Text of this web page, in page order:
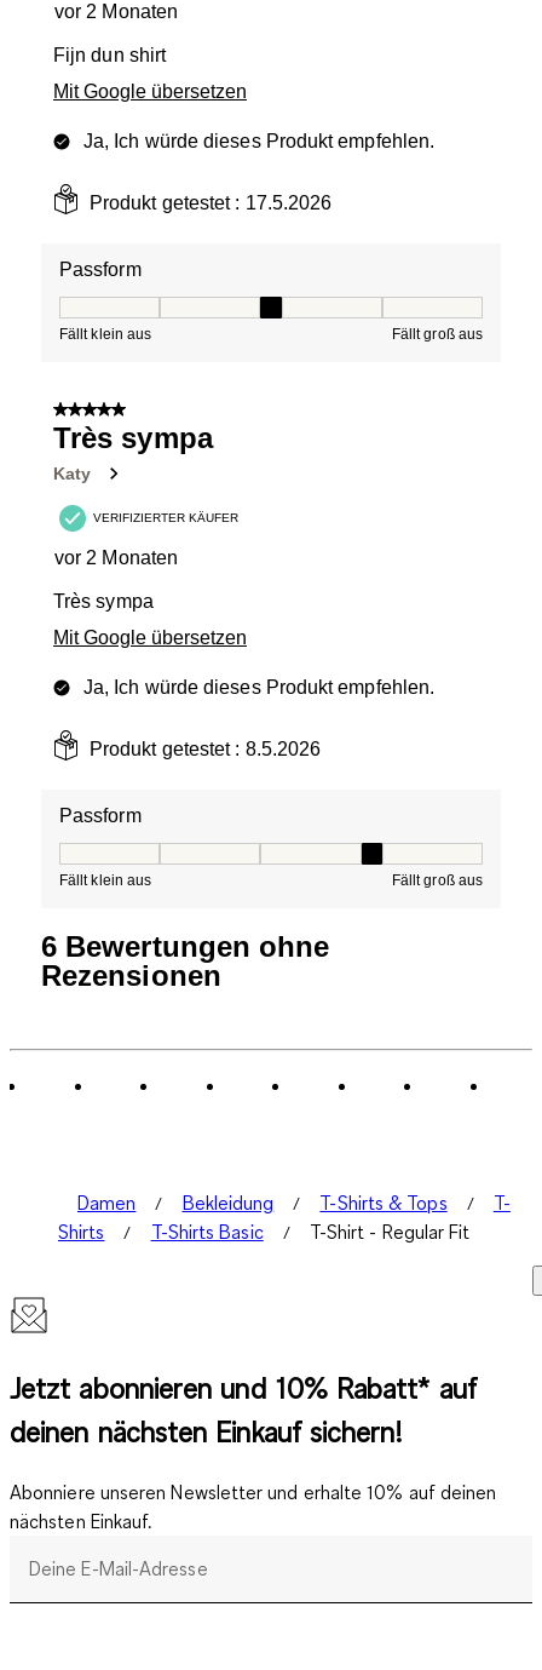
vor 2 Monaten
Fijn dun shirt
Mit Google übersetzen
Ja, Ich würde dieses Produkt empfehlen.
Produkt getestet : 17.5.2026
Passform
Fällt klein aus Fällt groß aus
5 von 5 Sternen.
Très sympa
Katy
VERIFIZIERTER KÄUFER
vor 2 Monaten
Très sympa
Mit Google übersetzen
Ja, Ich würde dieses Produkt empfehlen.
Produkt getestet : 8.5.2026
Passform
Fällt klein aus Fällt groß aus
6 Bewertungen ohne
Rezensionen
Damen Bekleidung T-Shirts & Tops
T-
Shirts
T-Shirts Basic T-Shirt - Regular Fit
Jetzt abonnieren und 10% Rabatt* auf
deinen nächsten Einkauf sichern!
Abonniere unseren Newsletter und erhalte 10% auf deinen
nächsten Einkauf.
Deine E-Mail-Adresse